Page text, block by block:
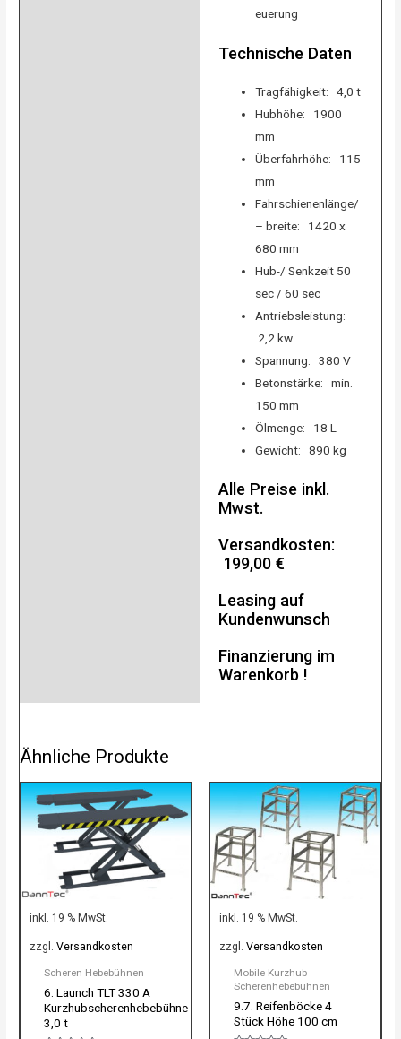
euerung
Technische Daten
Tragfähigkeit: 4,0 t
Hubhöhe: 1900
mm
Überfahrhöhe: 115
mm
Fahrschienenlänge/
– breite: 1420 x
680 mm
Hub-/ Senkzeit 50
sec / 60 sec
Antriebsleistung:
2,2 kw
Spannung: 380 V
Betonstärke: min.
150 mm
Ölmenge: 18 L
Gewicht: 890 kg
Alle Preise inkl.
Mwst.
Versandkosten:
199,00 €
Leasing auf
Kundenwunsch
Finanzierung im
Warenkorb !
Ähnliche Produkte
inkl. 19 % MwSt.
zzgl.Versandkosten
Scheren Hebebühnen
6. Launch TLT 330 A
Kurzhubscherenhebebühne
3,0 t
inkl. 19 % MwSt.
zzgl. Versandkosten
Mobile Kurzhub
Scherenhebebühnen
9.7. Reifenböcke 4
Stück Höhe 100 cm